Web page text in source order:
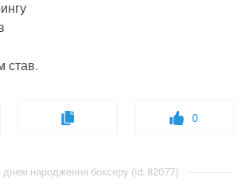
став.
0
днем ​​народження боксеру (id: 82077)